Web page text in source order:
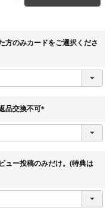
方のみカードをご選択くださ
品交換不可
須
ュー投稿のみだけ。(特典は